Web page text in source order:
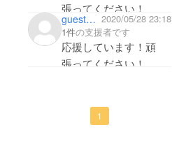
張ってください！
gueste8f8a686a024 2020/05/28 23:18
1件の支援者です
応援しています！頑
張ってください！
1